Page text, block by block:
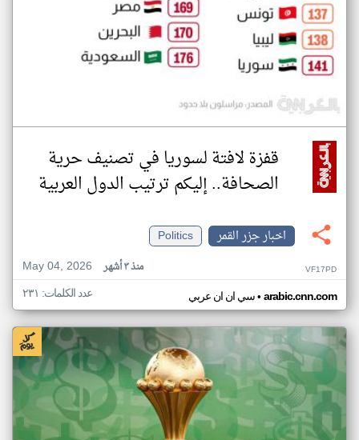
قفزة لافتة لسوريا في تصنيف حرية
الصحافة.. إليكم ترتيب الدول العربية
اخبار جزر القمر
Politics
May 04, 2026
منذ ٣ أشهر VF17PD
سي ان ان عربي• arabic.cnn.com عدد الكلمات: ٢٣١